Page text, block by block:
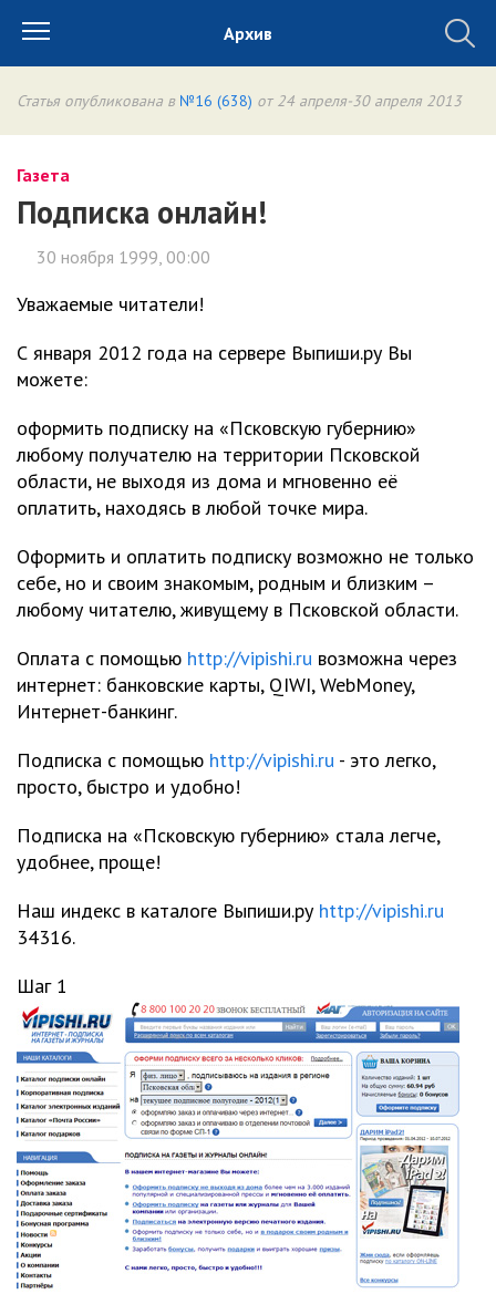
Архив
Статья опубликована в №16 (638) от 24 апреля-30 апреля 2013
Газета
Подписка онлайн!
30 ноября 1999, 00:00
Уважаемые читатели!
С января 2012 года на сервере Выпиши.ру Вы
можете:
оформить подписку на «Псковскую губернию»
любому получателю на территории Псковской
области, не выходя из дома и мгновенно её
оплатить, находясь в любой точке мира.
Оформить и оплатить подписку возможно не только
себе, но и своим знакомым, родным и близким –
любому читателю, живущему в Псковской области.
Оплата с помощью http://vipishi.ru возможна через
интернет: банковские карты, QIWI, WebMoney,
Интернет-банкинг.
Подписка с помощью http://vipishi.ru - это легко,
просто, быстро и удобно!
Подписка на «Псковскую губернию» стала легче,
удобнее, проще!
Наш индекс в каталоге Выпиши.ру http://vipishi.ru
34316.
Шаг 1